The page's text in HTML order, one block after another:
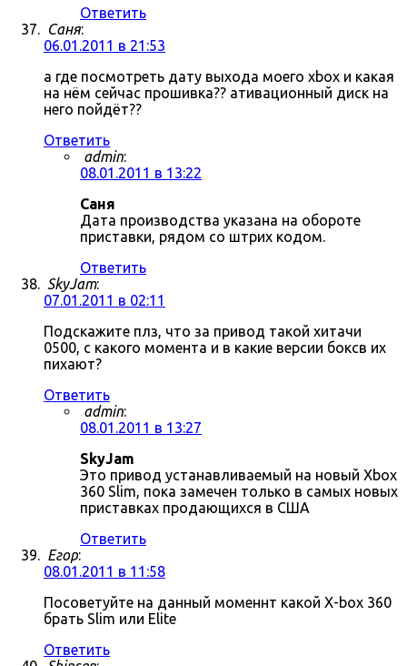
Ответить
Саня:
06.01.2011 в 21:53
а где посмотреть дату выхода моего xbox и какая
на нём сейчас прошивка?? ативационный диск на
него пойдёт??
Ответить
admin:
08.01.2011 в 13:22
Саня
Дата производства указана на обороте
приставки, рядом со штрих кодом.
Ответить
SkyJam:
07.01.2011 в 02:11
Подскажите плз, что за привод такой хитачи
0500, с какого момента и в какие версии боксв их
пихают?
Ответить
admin:
08.01.2011 в 13:27
SkyJam
Это привод устанавливаемый на новый Xbox
360 Slim, пока замечен только в самых новых
приставках продающихся в США
Ответить
Егор:
08.01.2011 в 11:58
Посоветуйте на данный моменнт какой X-box 360
брать Slim или Elite
Ответить